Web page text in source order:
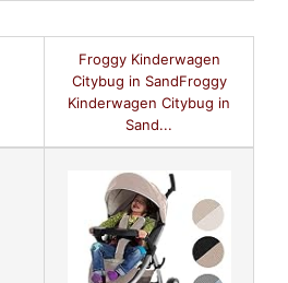
Froggy Kinderwagen
Citybug in SandFroggy
Kinderwagen Citybug in
Sand...